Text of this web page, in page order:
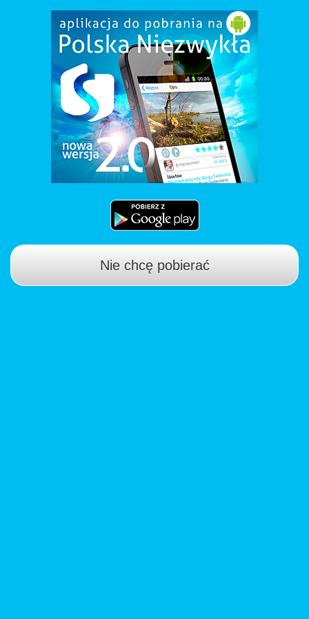
Nie chcę pobierać